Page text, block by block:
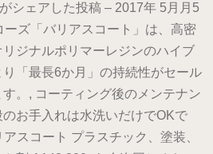
シェアした投稿 – 2017年 5月月5
ーズ「バリアスコート」は、高密
ジナルポリマーレジンのハイブ
「最長6か月」の持続性がセール
。, コーティング後のメンテナン
お手入れは水洗いだけでOKで
スコート プラスチック、塗装、